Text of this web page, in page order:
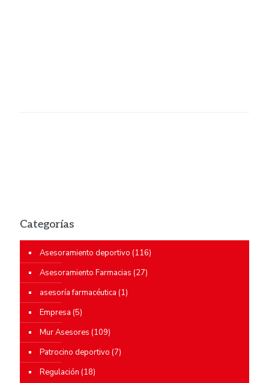
Categorías
Asesoramiento deportivo (116)
Asesoramiento Farmacias (27)
asesoría farmacéutica (1)
Empresa (5)
Mur Asesores (109)
Patrocino deportivo (7)
Regulación (18)